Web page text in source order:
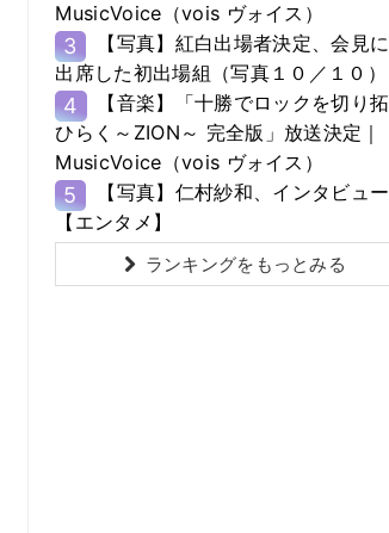
MusicVoice（vois ヴォイス）
3
【写真】紅白出場者決定、会見に
出席した初出場組（写真１０／１０）
4
【音楽】「十勝でロックを切り拓
ひらく～ZION～ 完全版」放送決定｜
MusicVoice（vois ヴォイス）
5
【写真】仁村紗和、インタビュー
【エンタメ】
ランキングをもっとみる